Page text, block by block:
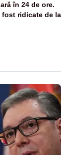
în 24 de ore.
fost ridicate de la